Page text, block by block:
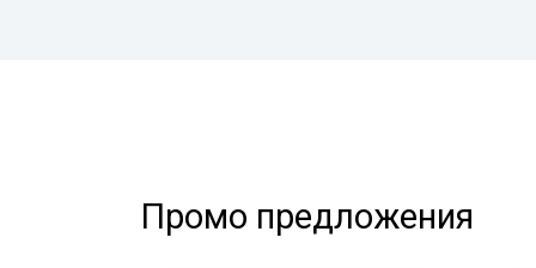
Промо предложения